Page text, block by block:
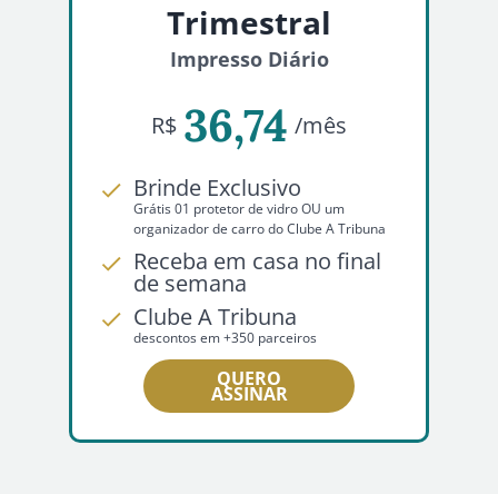
Trimestral
Impresso Diário
R$ 36,74 /mês
Brinde Exclusivo
Grátis 01 protetor de vidro OU um
organizador de carro do Clube A Tribuna
Receba em casa no final
de semana
Clube A Tribuna
descontos em +350 parceiros
QUERO
ASSINAR